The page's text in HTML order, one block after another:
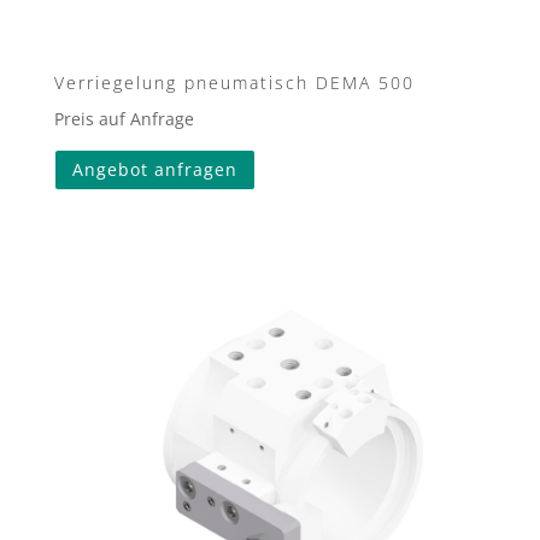
Verriegelung pneumatisch DEMA 500
Preis auf Anfrage
Angebot anfragen